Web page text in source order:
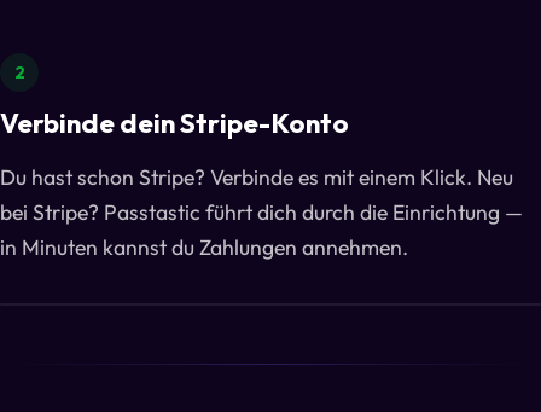
2
Verbinde dein Stripe-Konto
Du hast schon Stripe? Verbinde es mit einem Klick. Neu
bei Stripe? Passtastic führt dich durch die Einrichtung —
in Minuten kannst du Zahlungen annehmen.